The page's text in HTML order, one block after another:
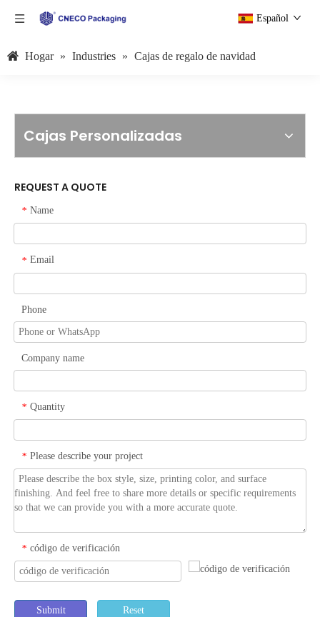
Español
Hogar » Industries » Cajas de regalo de navidad
Cajas Personalizadas
REQUEST A QUOTE
* Name
* Email
Phone
Company name
* Quantity
* Please describe your project
* código de verificación
Submit Reset